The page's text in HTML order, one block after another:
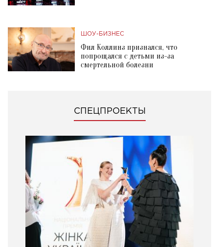
ШОУ-БИЗНЕС
Фил Коллинз признался, что
попрощался с детьми из-за
смертельной болезни
СПЕЦПРОЕКТЫ